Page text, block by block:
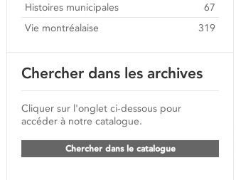
Histoires municipales
67
Vie montréalaise
319
Chercher dans les archives
Cliquer sur l'onglet ci-dessous pour
accéder à notre catalogue.
Chercher dans le catalogue